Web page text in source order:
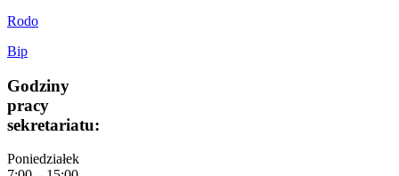
Rodo
Bip
Godziny
pracy
sekretariatu:
Poniedziałek